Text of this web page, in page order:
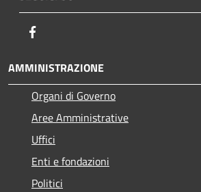
AMMINISTRAZIONE
Organi di Governo
Aree Amministrative
Uffici
Enti e fondazioni
Politici